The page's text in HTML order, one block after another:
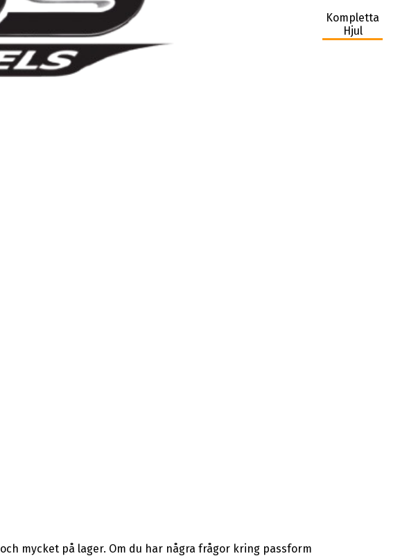
Kompletta
Hjul
mycket på lager. Om du har några frågor kring passform